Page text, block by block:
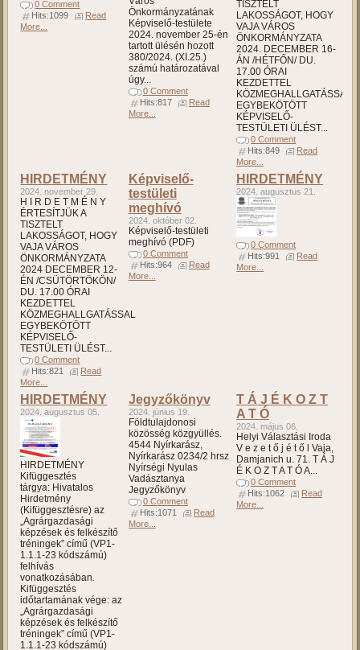
0 Comment
Hits:1099
Read
More...
Önkormányzatának
Képviselő-testülete
2024. november 25-én
tartott ülésén hozott
380/2024. (XI.25.)
számú határozatával
úgy...
0 Comment
Hits:817
Read
More...
TISZTELT
LAKOSSÁGOT, HOGY
VAJA VÁROS
ÖNKORMÁNYZATA
2024. DECEMBER 16-
ÁN /HÉTFŐN/ DU.
17.00 ÓRAI
KEZDETTEL
KÖZMEGHALLGATÁSSAL
EGYBEKÖTÖTT
KÉPVISELŐ-
TESTÜLETI ÜLÉST...
0 Comment
Hits:849
Read
More...
HIRDETMÉNY
2024. november 29.
H I R D E T M É N Y
ÉRTESÍTJÜK A
TISZTELT
LAKOSSÁGOT, HOGY
VAJA VÁROS
ÖNKORMÁNYZATA
2024 DECEMBER 12-
ÉN /CSÜTÖRTÖKÖN/
DU. 17.00 ÓRAI
KEZDETTEL
KÖZMEGHALLGATÁSSAL
EGYBEKÖTÖTT
KÉPVISELŐ-
TESTÜLETI ÜLÉST...
0 Comment
Hits:821
Read
More...
Képviselő-
testületi
meghívó
2024. október 02.
Képviselő-testületi
meghívó (PDF)
0 Comment
Hits:964
Read
More...
HIRDETMÉNY
2024. augusztus 21.
0 Comment
Hits:991
Read
More...
HIRDETMÉNY
2024. augusztus 05.
HIRDETMÉNY
Kifüggesztés
tárgya: Hivatalos
Hirdetmény
(Kifüggesztésre) az
„Agrárgazdasági
képzések és felkészítő
tréningek” című (VP1-
1.1.1-23 kódszámú)
felhívás
vonatkozásában.
Kifüggesztés
időtartamának vége: az
„Agrárgazdasági
képzések és felkészítő
tréningek” című (VP1-
1.1.1-23 kódszámú)
Jegyzőkönyv
2024. június 19.
Földtulajdonosi
közösség közgyüllés.
4544 Nyírkarász,
Nyírkarász 0234/2 hrsz
Nyírségi Nyulas
Vadásztanya
Jegyzőkönyv
0 Comment
Hits:1071
Read
More...
T Á J É K O Z T
A T Ó
2024. május 06.
Helyi Választási Iroda
V e z e t ő j é t ő l Vaja,
Damjanich u. 71. T Á J
É K O Z T A T Ó A...
0 Comment
Hits:1062
Read
More...